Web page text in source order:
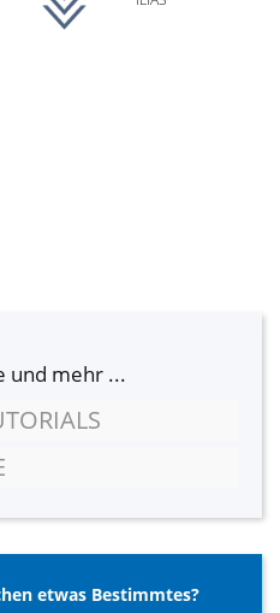
und mehr ...
etwas Bestimmtes?